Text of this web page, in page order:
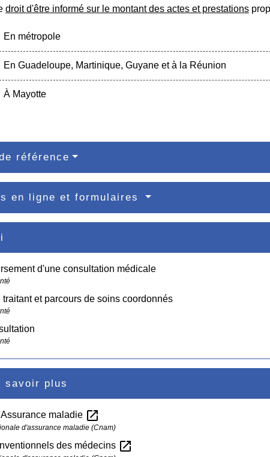
droit d'être informé sur le montant des actes et prestations
En métropole
En Guadeloupe, Martinique, Guyane et à la Réunion
À Mayotte
référence
en ligne et formulaires
d'une consultation médicale
traitant et parcours de soins coordonnés
savoir plus
maladie open_in_new
d'assurance maladie (Cnam)
des médecins open_in_new